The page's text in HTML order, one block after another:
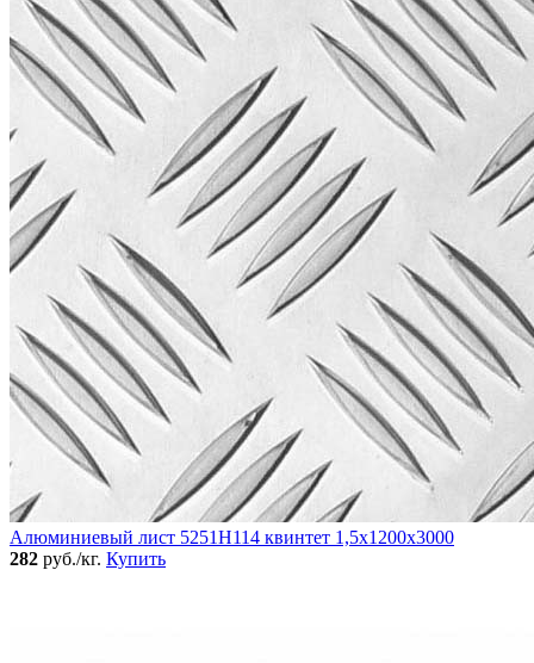
Алюминиевый лист 5251Н114 квинтет 1,5х1200х3000
282 руб./кг. Купить